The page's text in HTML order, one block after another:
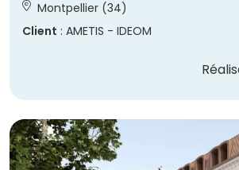
Montpellier (34)
Client : AMETIS - IDEOM